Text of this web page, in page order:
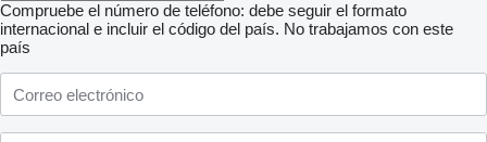
Compruebe el número de teléfono: debe seguir el formato
internacional e incluir el código del país. No trabajamos con este
país